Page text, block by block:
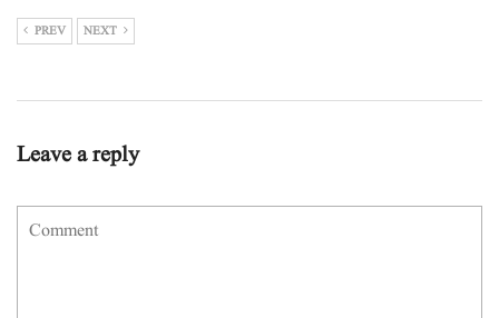
PREV NEXT
Leave a reply